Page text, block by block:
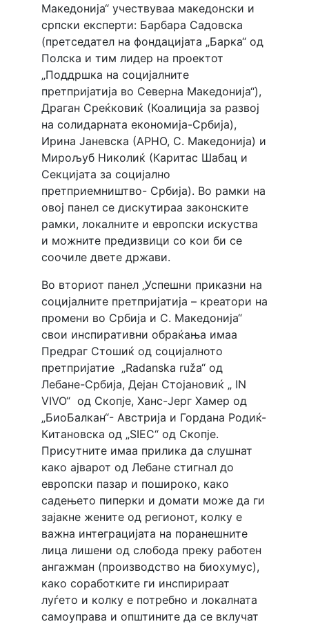
Македонија“ учествуваа македонски и
српски експерти: Барбара Садовска
(претседател на фондацијата „Барка“ од
Полска и тим лидер на проектот
„Поддршка на социјалните
претпријатија во Северна Македонија“),
Драган Среќковиќ (Коалиција за развој
на солидарната економија-Србија),
Ирина Јаневска (АРНО, С. Македонија) и
Мирољуб Николиќ (Каритас Шабац и
Секцијата за социјално
претприемништво- Србија). Во рамки на
овој панел се дискутираа законските
рамки, локалните и европски искуства
и можните предизвици со кои би се
соочиле двете држави.
Во вториот панел „Успешни приказни на
социјалните претпријатија – креатори на
промени во Србија и С. Македонија“
свои инспиративни обраќања имаа
Предраг Стошиќ од социјалното
претпријатие „Radanska ruža“ од
Лебане-Србија, Дејан Стојановиќ „ IN
VIVO“ од Скопје, Ханс-Јерг Хамер од
„БиоБалкан“- Австрија и Гордана Родиќ-
Китановска од „SIEC“ од Скопје.
Присутните имаа прилика да слушнат
како ајварот од Лебане стигнал до
европски пазар и пошироко, како
садењето пиперки и домати може да ги
зајакне жените од регионот, колку е
важна интеграцијата на поранешните
лица лишени од слобода преку работен
ангажман (производство на биохумус),
како соработките ги инспирираат
луѓето и колку е потребно и локалната
самоуправа и општините да се вклучат